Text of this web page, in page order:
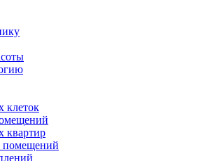
клеток
квартир
помещений